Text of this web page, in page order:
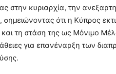
στην κυριαρχία, την
ότι η Κύπρος
τη στάση της ως Μόνιμο
για επανέναρξη των